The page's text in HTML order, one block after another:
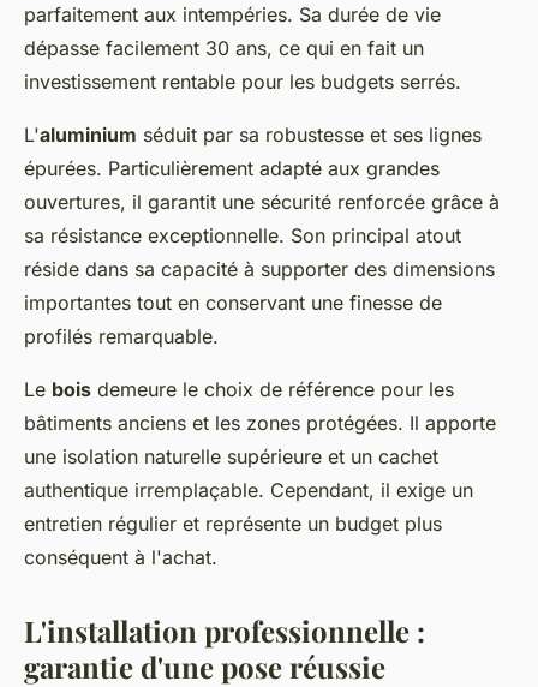
parfaitement aux intempéries. Sa durée de vie
dépasse facilement 30 ans, ce qui en fait un
investissement rentable pour les budgets serrés.
L'aluminium séduit par sa robustesse et ses lignes
épurées. Particulièrement adapté aux grandes
ouvertures, il garantit une sécurité renforcée grâce à
sa résistance exceptionnelle. Son principal atout
réside dans sa capacité à supporter des dimensions
importantes tout en conservant une finesse de
profilés remarquable.
Le bois demeure le choix de référence pour les
bâtiments anciens et les zones protégées. Il apporte
une isolation naturelle supérieure et un cachet
authentique irremplaçable. Cependant, il exige un
entretien régulier et représente un budget plus
conséquent à l'achat.
L'installation professionnelle :
garantie d'une pose réussie